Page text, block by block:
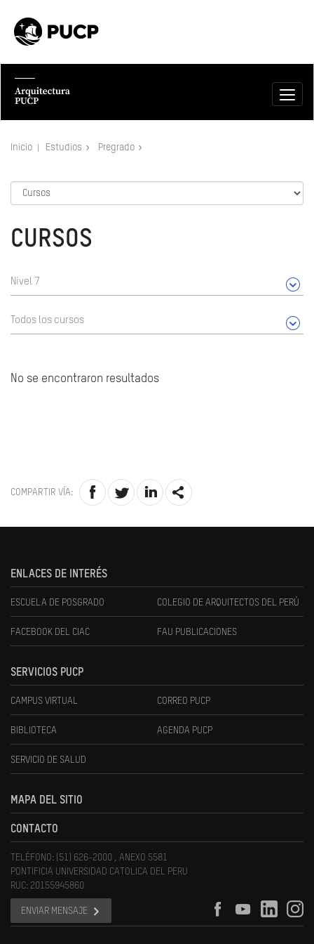
Inicio Estudios Pregrado
CURSOS
Nivel 7
Todos los cursos
No se encontraron resultados
COMPARTIR VÍA:
ENLACES DE INTERÉS
ESCUELA DE POSGRADO COLEGIO DE ARQUITECTOS DEL PERÚ
FACEBOOK DEL CIAC FAU PUBLICACIONES
SERVICIOS PUCP
CAMPUS VIRTUAL CORREO PUCP
BIBLIOTECA AGENDA PUCP
SERVICIO DE SALUD
MAPA DEL SITIO
CONTACTO
TELÉFONO: (51) 626-2000 , ANEXO 5581
PONTIFICIA UNIVERSIDAD CATOLICA DEL PERU
RUC: 20155945860
ENVIAR MENSAJE